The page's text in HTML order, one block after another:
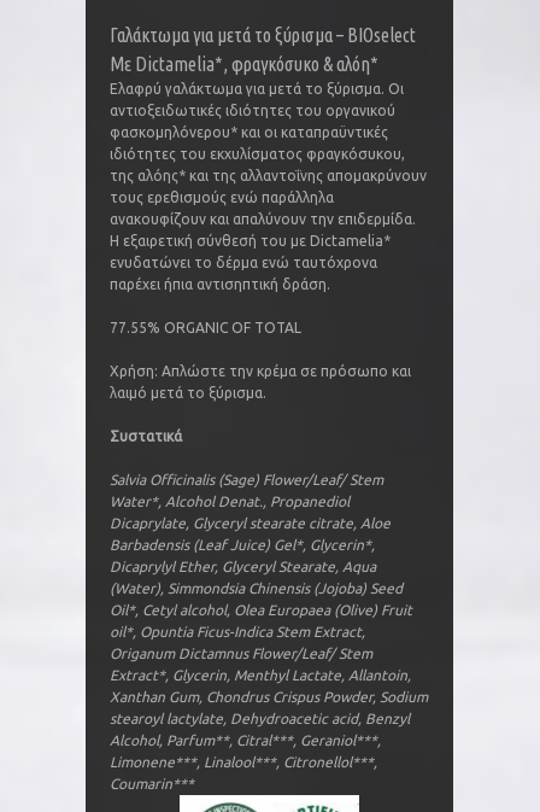
Γαλάκτωμα για μετά το ξύρισμα – BIOselect
Με Dictamelia*, φραγκόσυκο & αλόη*
Ελαφρύ γαλάκτωμα για μετά το ξύρισμα. Οι
αντιοξειδωτικές ιδιότητες του οργανικού
φασκομηλόνερου* και οι καταπραϋντικές
ιδιότητες του εκχυλίσματος φραγκόσυκου,
της αλόης* και της αλλαντοΐνης απομακρύνουν
τους ερεθισμούς ενώ παράλληλα
ανακουφίζουν και απαλύνουν την επιδερμίδα.
Η εξαιρετική σύνθεσή του με Dictamelia*
ενυδατώνει το δέρμα ενώ ταυτόχρονα
παρέχει ήπια αντισηπτική δράση.
77.55% ORGANIC OF TOTAL
Χρήση: Απλώστε την κρέμα σε πρόσωπο και
λαιμό μετά το ξύρισμα.
Συστατικά
Salvia Officinalis (Sage) Flower/Leaf/ Stem
Water*, Alcohol Denat., Propanediol
Dicaprylate, Glyceryl stearate citrate, Aloe
Barbadensis (Leaf Juice) Gel*, Glycerin*,
Dicaprylyl Ether, Glyceryl Stearate, Aqua
(Water), Simmondsia Chinensis (Jojoba) Seed
Oil*, Cetyl alcohol, Olea Europaea (Olive) Fruit
oil*, Opuntia Ficus-Indica Stem Extract,
Origanum Dictamnus Flower/Leaf/ Stem
Extract*, Glycerin, Menthyl Lactate, Allantoin,
Xanthan Gum, Chondrus Crispus Powder, Sodium
stearoyl lactylate, Dehydroacetic acid, Benzyl
Alcohol, Parfum**, Citral***, Geraniol***,
Limonene***, Linalool***, Citronellol***,
Coumarin***